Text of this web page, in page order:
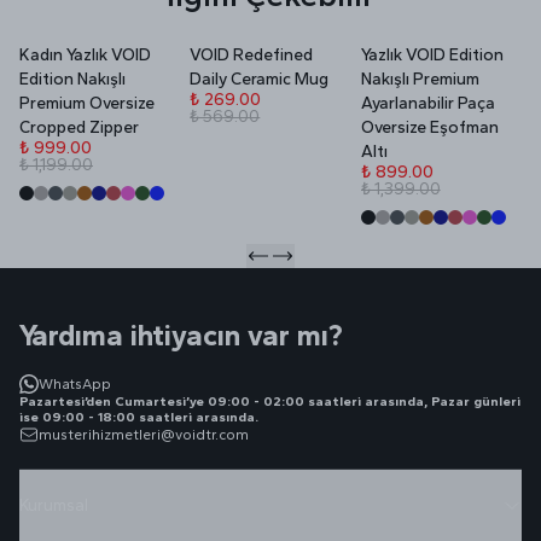
Kadın Yazlık VOID
Edition Nakışlı
Premium Oversize
Cropped Zipper
₺ 999.00
₺ 1,199.00
VOID Redefined
Daily Ceramic Mug
₺ 269.00
₺ 569.00
Yazlık VOID Edition
Nakışlı Premium
Ayarlanabilir Paça
Oversize Eşofman
Altı
₺ 899.00
₺ 1,399.00
Yardıma ihtiyacın var mı?
WhatsApp
Pazartesi’den Cumartesi’ye 09:00 - 02:00 saatleri arasında, Pazar günleri
ise 09:00 - 18:00 saatleri arasında.
musterihizmetleri@voidtr.com